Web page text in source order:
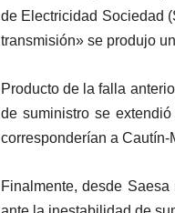
de Electricidad Sociedad
transmisión» se produjo
Producto de la falla
de suministro se
corresponderían a Cautín-
Finalmente, desde